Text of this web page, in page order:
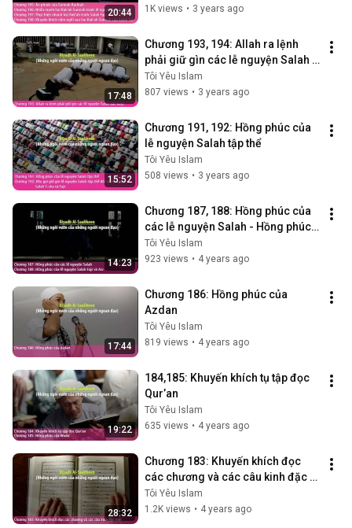
20:44
Sunnahs Befo...
1K views • 3 years ago
17:48
Chương 193, 194: Allah ra lệnh
phải giữ gìn các lễ nguyện Salah
bắt buộc
Tôi Yêu Islam
807 views • 3 years ago
15:52
Chương 191, 192: Hồng phúc của
lễ nguyện Salah tập thể
Tôi Yêu Islam
508 views • 3 years ago
14:23
Chương 187, 188: Hồng phúc của
các lễ nguyện Salah - Hồng phúc
của lễ nguyện Salah Fajr và Asr
Tôi Yêu Islam
923 views • 4 years ago
17:44
Chương 186: Hồng phúc của
Azdan
Tôi Yêu Islam
819 views • 4 years ago
19:22
184,185: Khuyến khích tụ tập đọc
Qur’an
Tôi Yêu Islam
635 views • 4 years ago
28:32
Chương 183: Khuyến khích đọc
các chương và các câu kinh đặc
biệt
Tôi Yêu Islam
1.2K views • 4 years ago